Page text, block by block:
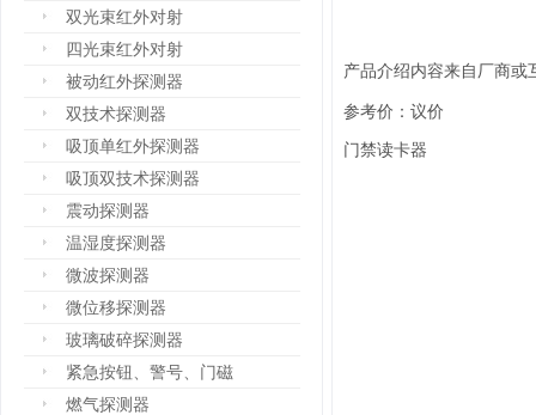
双光束红外对射
四光束红外对射
被动红外探测器
双技术探测器
吸顶单红外探测器
吸顶双技术探测器
震动探测器
温湿度探测器
微波探测器
微位移探测器
玻璃破碎探测器
紧急按钮、警号、门磁
燃气探测器
产品介绍内容来自厂商或
参考价：议价
门禁读卡器